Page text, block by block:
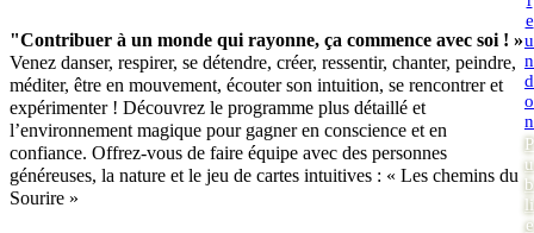
"Contribuer à un monde qui rayonne, ça commence avec soi ! »
Venez danser, respirer, se détendre, créer, ressentir, chanter, peindre,
méditer, être en mouvement, écouter son intuition, se rencontrer et
expérimenter ! Découvrez le programme plus détaillé et
l’environnement magique pour gagner en conscience et en
confiance. Offrez-vous de faire équipe avec des personnes
généreuses, la nature et le jeu de cartes intuitives : « Les chemins du
Sourire »
e
u
n
d
o
n
P
u
b
li
e